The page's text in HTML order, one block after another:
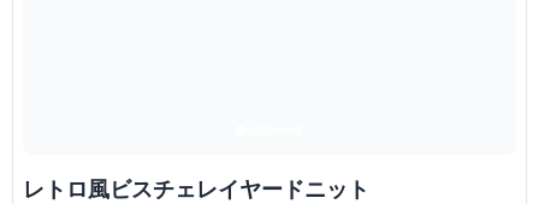
レトロ風ビスチェレイヤードニット